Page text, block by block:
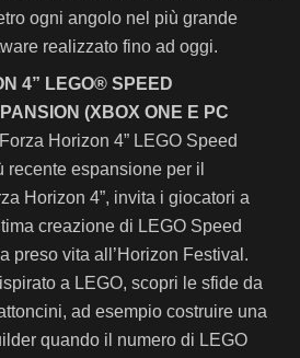
ogni angolo nel più grande
realizzato fino ad oggi.
4” LEGO® SPEED
(XBOX ONE E PC
Forza Horizon 4” LEGO Speed
recente espansione per il
Horizon 4”, invita i giocatori a
creazione di LEGO Speed
preso vita all’Horizon Festival.
a LEGO, scopri le sfide da
ad esempio costruire una
quando il numero di LEGO